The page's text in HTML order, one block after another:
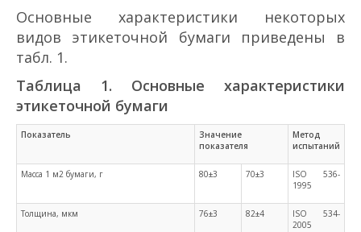
Основные характеристики некоторых
видов этикеточной бумаги приведены в
табл. 1.
Таблица 1. Основные характеристики
этикеточной бумаги
Показатель
Значение
показателя
Метод
испытаний
Масса 1 м2 бумаги, г 80±3 70±3
ISO 536-
1995
Толщина, мкм 76±3 82±4
ISO 534-
2005